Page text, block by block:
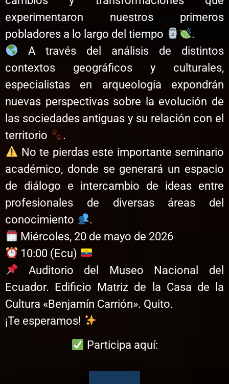
experimentaron nuestros primeros
pobladores a lo largo del tiempo
.
A través del análisis de distintos
contextos geográficos y culturales,
especialistas en arqueología expondrán
nuevas perspectivas sobre la evolución de
las sociedades antiguas y su relación con el
territorio
.
No te pierdas este importante seminario
académico, donde se generará un espacio
de diálogo e intercambio de ideas entre
profesionales de diversas áreas del
conocimiento
.
Miércoles, 20 de mayo de 2026
10:00 (Ecu)
Auditorio del Museo Nacional del
Ecuador. Edificio Matriz de la Casa de la
Cultura «Benjamín Carrión». Quito.
¡Te esperamos!
Participa aquí: